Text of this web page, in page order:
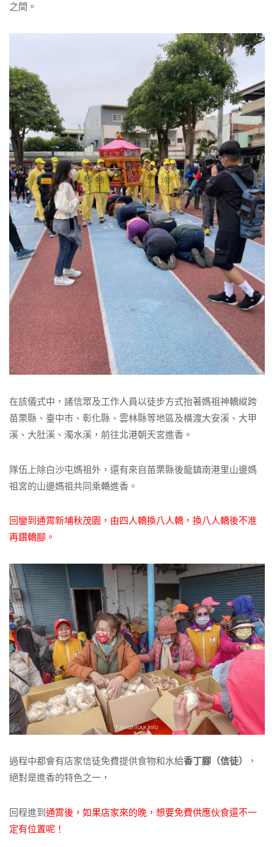
之間。
在該儀式中，諸信眾及工作人員以徒步方式抬著媽祖神轎縱跨
苗栗縣、臺中市、彰化縣、雲林縣等地區及橫渡大安溪、大甲
溪、大肚溪、濁水溪，前往北港朝天宮進香。
隊伍上除白沙屯媽祖外，還有來自苗栗縣後龍鎮南港里山邊媽
祖宮的山邊媽祖共同乘轎進香。
回鑾到通霄新埔秋茂園，由四人轎換八人轎，換八人轎後不准
再鑽轎腳。
過程中都會有店家信徒免費提供食物和水給香丁腳（信徒）
，
絕對是進香的特色之一，
回程進到通霄後，如果店家來的晚，想要免費供應伙食還不一
定有位置呢！